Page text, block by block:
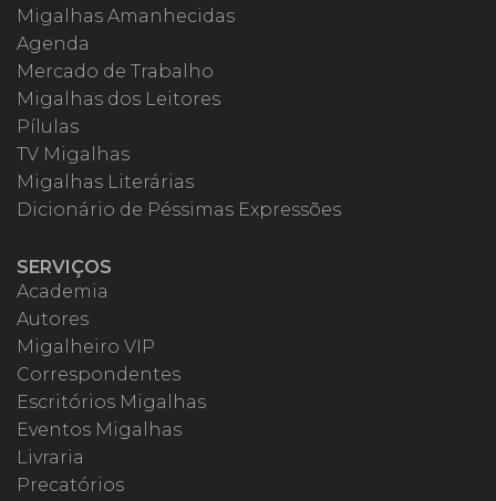
Migalhas Amanhecidas
Agenda
Mercado de Trabalho
Migalhas dos Leitores
Pílulas
TV Migalhas
Migalhas Literárias
Dicionário de Péssimas Expressões
SERVIÇOS
Academia
Autores
Migalheiro VIP
Correspondentes
Escritórios Migalhas
Eventos Migalhas
Livraria
Precatórios